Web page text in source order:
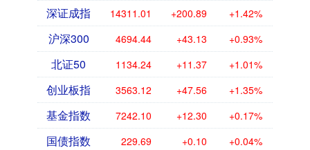
深证成指 14311.01 +200.89 +1.42%
沪深300 4694.44 +43.13 +0.93%
北证50 1134.24 +11.37 +1.01%
创业板指 3563.12 +47.56 +1.35%
基金指数 7242.10 +12.30 +0.17%
国债指数 229.69 +0.10 +0.04%